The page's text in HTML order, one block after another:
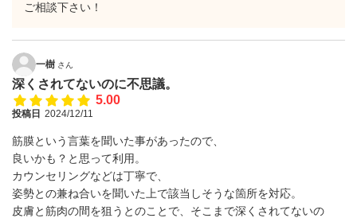
ご相談下さい！
一樹 さん
深くされてないのに不思議。
5.00
投稿日 2024/12/11
筋膜という言葉を聞いた事があったので、
良いかも？と思って利用。
カウンセリングなどは丁寧で、
姿勢との兼ね合いを聞いた上で該当しそうな箇所を対応。
皮膚と筋肉の間を狙うとのことで、そこまで深くされてないの